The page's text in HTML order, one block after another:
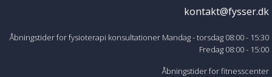
kontakt@fysser.dk
Åbningstider for fysioterapi konsultationer Mandag - torsdag 08:00 - 15:30
Fredag 08:00 - 15:00
Åbningstider for fitnesscenter